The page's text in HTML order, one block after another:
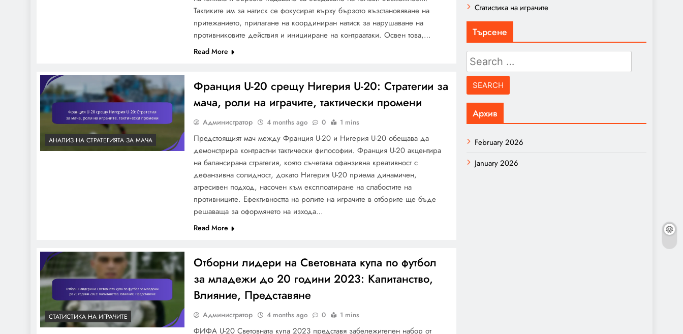
Крилца на Световната
купа по футбол за
младежи до 20 години
формации, атакуващи
действия, изпълнение
Заместници на
Световната купа по
Тактиките им за натиск се фокусират върху бързото възстановяване на
притежанието, прилагане на координиран натиск за нарушаване на
противниковите действия и иницииране на контраатаки. Освен това,…
Read More
АНАЛИЗ НА СТРАТЕГИЯТА ЗА МАЧА
Франция U-20 срещу Нигерия U-20: Стратегии за
мача, роли на играчите, тактически промени
Администратор 4 months ago 0 1 mins
Предстоящият мач между Франция U-20 и Нигерия U-20 обещава да
демонстрира контрастни тактически философии. Франция U-20 акцентира
на балансирана стратегия, която съчетава офанзивна креативност с
дефанзивна солидност, докато Нигерия U-20 приема динамичен,
агресивен подход, насочен към експлоатиране на слабостите на
противниците. Ефективността на ролите на играчите в отборите ще бъде
решаваща за оформянето на изхода…
Read More
СТАТИСТИКА НА ИГРАЧИТЕ
Отборни лидери на Световната купа по футбол
за младежи до 20 години 2023: Капитанство,
Влияние, Представяне
Администратор 4 months ago 0 1 mins
ФИФА U-20 Световната купа 2023 представя забележителен набор от
Статистика на играчите
Търсене
Search
for:
Архив
February 2026
January 2026